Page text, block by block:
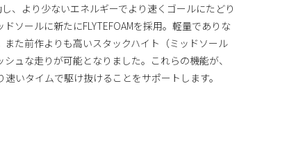
し、より少ないエネルギーでより速くゴールにたどり
ソールに新たにFLYTEFOAMを採用。軽量でありな
た前作よりも高いスタックハイト（ミッドソール
ュな走りが可能となりました。これらの機能が、
いタイムで駆け抜けることをサポートします。